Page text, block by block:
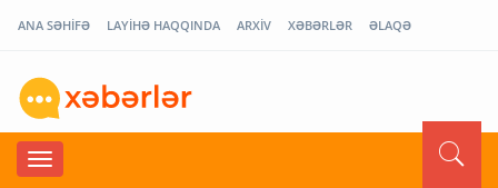
ANA SƏHİFƏ LAYİHƏ HAQQINDA ARXİV XƏBƏRLƏR ƏLAQƏ